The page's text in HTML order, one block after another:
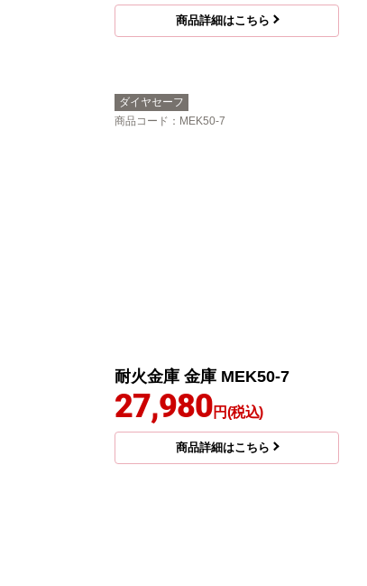
商品詳細はこちら
ダイヤセーフ
商品コード ：MEK50-7
耐火金庫 金庫 MEK50-7
27,980円(税込)
商品詳細はこちら